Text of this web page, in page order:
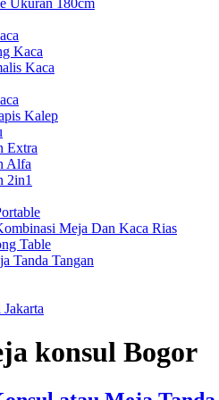
Ukuran 180cm
Kaca
Kaca
Kalep
Extra
Alfa
2in1
Meja Dan Kaca Rias
Table
Tanda Tangan
konsul Bogor